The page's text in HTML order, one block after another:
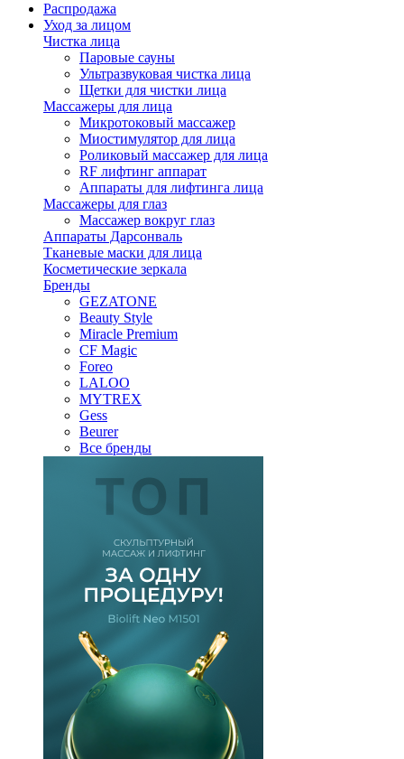
Распродажа
Уход за лицом
Чистка лица
Паровые сауны
Ультразвуковая чистка лица
Щетки для чистки лица
Массажеры для лица
Микротоковый массажер
Миостимулятор для лица
Роликовый массажер для лица
RF лифтинг аппарат
Аппараты для лифтинга лица
Массажеры для глаз
Массажер вокруг глаз
Аппараты Дарсонваль
Тканевые маски для лица
Косметические зеркала
Бренды
GEZATONE
Beauty Style
Miracle Premium
CF Magic
Foreo
LALOO
MYTREX
Gess
Beurer
Все бренды